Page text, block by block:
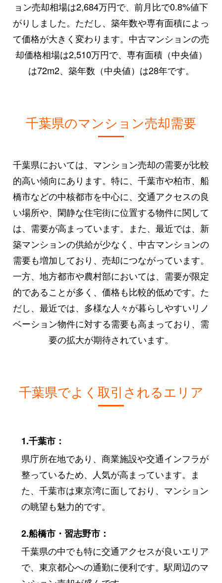
ョン売却相場は2,684万円で、前月比で0.8%値下
がりしました。ただし、築年数や専有面積によっ
て価格が大きく変わります。中古マンションの売
却価格相場は2,510万円で、専有面積（中央値）
は72m2、築年数（中央値）は28年です。
千葉県のマンション売却需要
千葉県においては、マンション売却の需要が比較
的高い傾向にあります。特に、千葉市や柏市、船
橋市などの中核都市を中心に、交通アクセスの良
い場所や、閑静な住宅街に位置する物件に関して
は、需要が高まっています。また、最近では、新
築マンションの供給が少なく、中古マンションの
需要も増加しており、売却につながっています。
一方、地方都市や農村部においては、需要が限定
的であることが多く、価格も比較的低めです。た
だし、最近では、多様な人々が暮らしやすいリノ
ベーション物件に対する需要も高まっており、需
要の拡大が期待されています。
千葉県でよく取引されるエリア
1.千葉市：
県庁所在地であり、商業施設や交通インフラが
整っているため、人気が高まっています。ま
た、千葉市は東京湾に面しており、マンション
の眺望も魅力的です。
2.船橋市・習志野市：
千葉県の中でも特に交通アクセスが良いエリア
で、東京都心への通勤に便利です。駅周辺のマ